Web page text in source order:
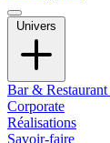
Univers
Bar & Restaurant
Corporate
Réalisations
Savoir-faire